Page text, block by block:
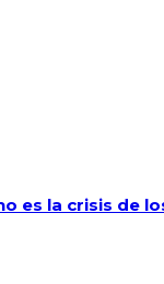
es la crisis de